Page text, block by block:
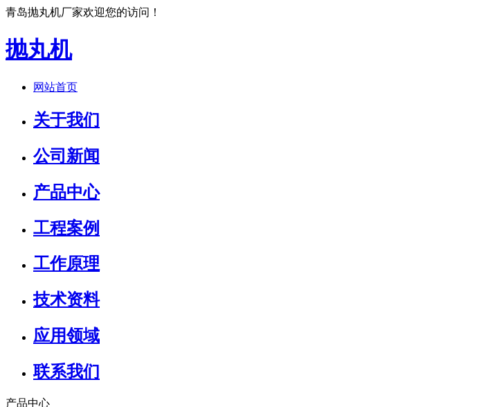
青岛抛丸机厂家欢迎您的访问！
抛丸机
网站首页
关于我们
公司新闻
产品中心
工程案例
工作原理
技术资料
应用领域
联系我们
产品中心